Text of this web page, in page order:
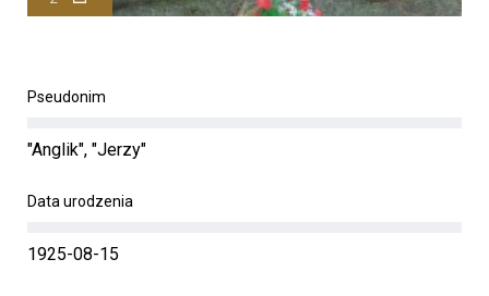
Pseudonim
"Anglik", "Jerzy"
Data urodzenia
1925-08-15